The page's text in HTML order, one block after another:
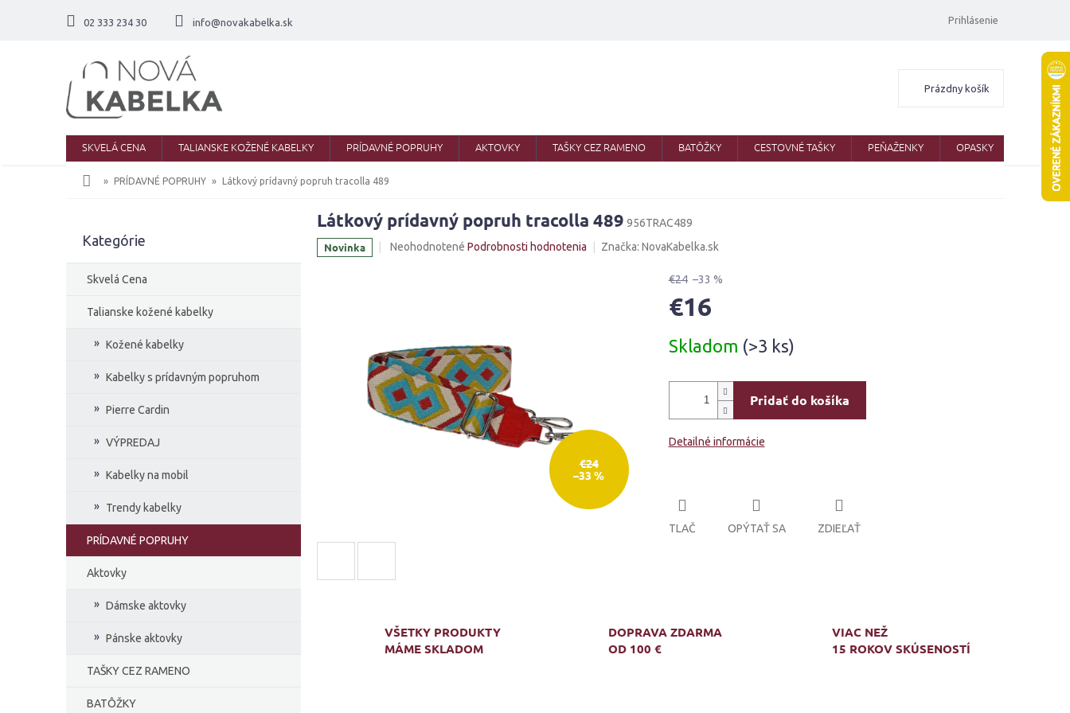
02 333 234 30 info@novakabelka.sk Prihlásenie
Nákupný
Prázdny košík
SKVELÁ CENA TALIANSKE KOŽENÉ KABELKY PRÍDAVNÉ POPRUHY AKTOVKY TAŠKY CEZ RAMENO BATÔŽKY CESTOVNÉ TAŠKY PEŇAŽENKY OPASKY ŠATKY
Domov
PRÍDAVNÉ POPRUHY Látkový prídavný popruh tracolla 489
č
Preskočiť
Kategórie
Skvelá Cena
Talianske kožené kabelky
Kožené kabelky
Kabelky s prídavným popruhom
Pierre Cardin
VÝPREDAJ
Kabelky na mobil
Trendy kabelky
PRÍDAVNÉ POPRUHY
Aktovky
Dámske aktovky
Pánske aktovky
TAŠKY CEZ RAMENO
BATÔŽKY
Látkový prídavný popruh tracolla 489 956TRAC489
Novinka
Priemerné
hviezdičiek.
Neohodnotené Podrobnosti hodnotenia Značka:NovaKabelka.sk
€24
–33 %
€24 –33 %
€16
cena:
Skladom (>3 ks)
Pridať do košíka
Detailné informácie
TLAČ OPÝTAŤ SA ZDIEĽAŤ
VŠETKY PRODUKTY
MÁME SKLADOM
DOPRAVA ZDARMA
OD 100 €
VIAC NEŽ
15 ROKOV SKÚSENOSTÍ